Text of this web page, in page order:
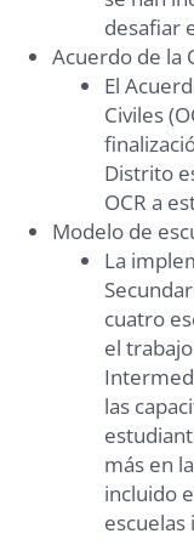
desafiar
Acuerdo de la
El
Civiles
Distrito
OCR a
Modelo de
La
cuatro
el
las
más en
incluido